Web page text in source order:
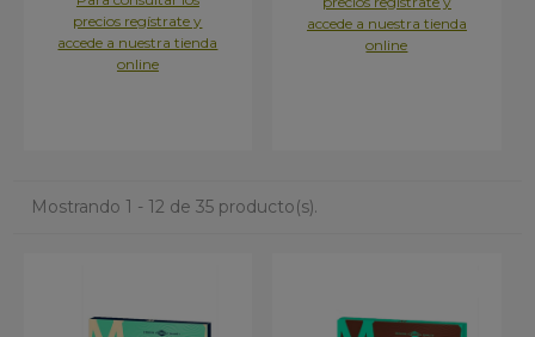
precios regístrate y
accede a nuestra tienda
online
accede a nuestra tienda
online
Mostrando 1 - 12 de 35 producto(s).